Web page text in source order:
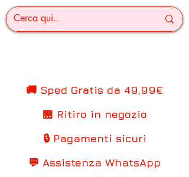
🚚 Sped Gratis da 49,99€
🏪 Ritiro in negozio
🔒 Pagamenti sicuri
💬 Assistenza WhatsApp